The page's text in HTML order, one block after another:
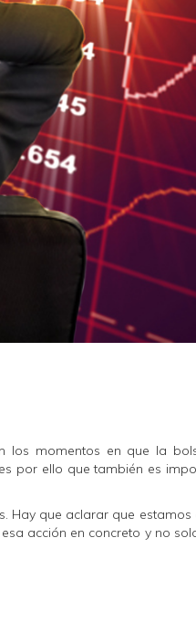
los momentos en que la
por ello que también es
Hay que aclarar que
acción en concreto y no